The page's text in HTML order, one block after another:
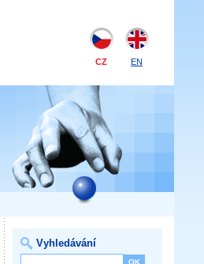
CZ EN
Vyhledávání